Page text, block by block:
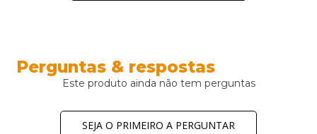
Perguntas & respostas
Este produto ainda não tem perguntas
SEJA O PRIMEIRO A PERGUNTAR